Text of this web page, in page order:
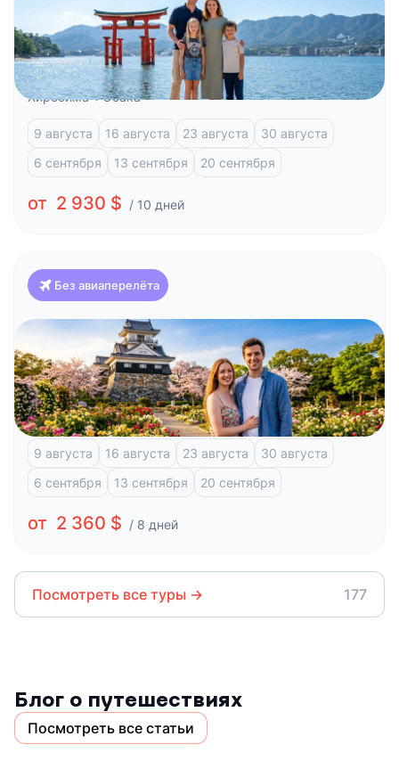
Япония
Красоты Японии и отдых на побережье (Токио-
Осака)
Токио Фудзи-Кавагучико Атами
Киото
Хиросима
Осака
9 августа 16 августа 23 августа
30 августа
6 сентября
13 сентября 20 сентября
от 2 930 $ / 10 дней
Без авиаперелёта
Классика Японии и отдых на побережье (Токио-
Осака)
Токио Фудзи-Кавагучико Атами Киото Осака
9 августа 16 августа 23 августа
30 августа
6 сентября
13 сентября 20 сентября
от 2 360 $ / 8 дней
Посмотреть все туры → 177
Блог о путешествиях
Посмотреть все статьи